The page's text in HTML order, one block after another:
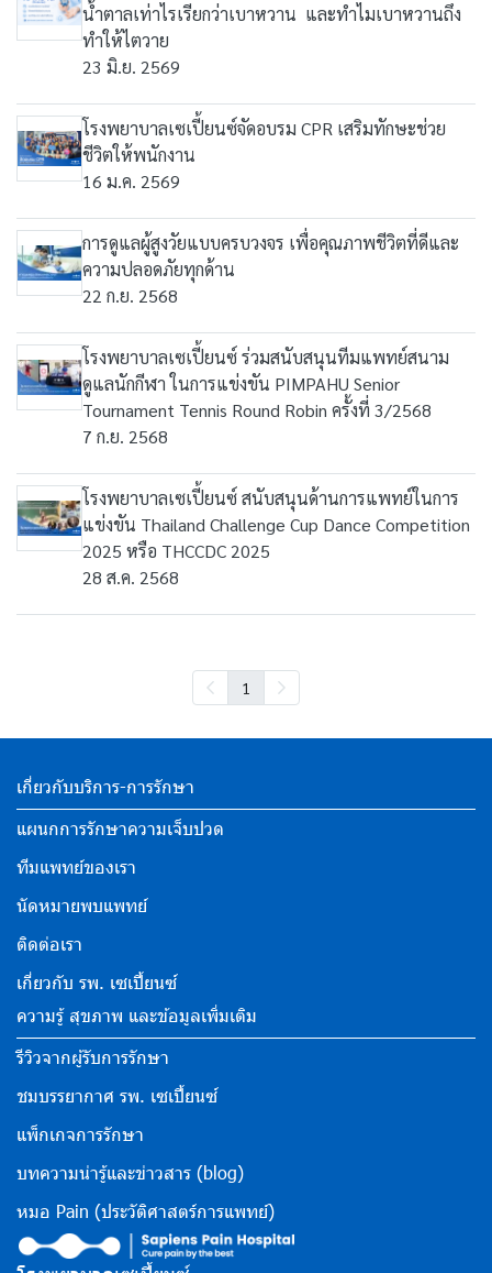
น้ำตาลเท่าไรเรียกว่าเบาหวาน และทำไมเบาหวานถึง
ทำให้ไตวาย
23 มิ.ย. 2569
โรงพยาบาลเซเปี้ยนซ์จัดอบรม CPR เสริมทักษะช่วย
ชีวิตให้พนักงาน
16 ม.ค. 2569
การดูแลผู้สูงวัยแบบครบวงจร เพื่อคุณภาพชีวิตที่ดีและ
ความปลอดภัยทุกด้าน
22 ก.ย. 2568
โรงพยาบาลเซเปี้ยนซ์ ร่วมสนับสนุนทีมแพทย์สนาม
ดูแลนักกีฬา ในการแข่งขัน PIMPAHU Senior
Tournament Tennis Round Robin ครั้งที่ 3/2568
7 ก.ย. 2568
โรงพยาบาลเซเปี้ยนซ์ สนับสนุนด้านการแพทย์ในการ
แข่งขัน Thailand Challenge Cup Dance Competition
2025 หรือ THCCDC 2025
28 ส.ค. 2568
1
เกี่ยวกับบริการ-การรักษา
แผนกการรักษาความเจ็บปวด
ทีมแพทย์ของเรา
นัดหมายพบแพทย์
ติดต่อเรา
เกี่ยวกับ รพ. เซเปี้ยนซ์
ความรู้ สุขภาพ และข้อมูลเพิ่มเติม
รีวิวจากผู้รับการรักษา
ชมบรรยากาศ รพ. เซเปี้ยนซ์
แพ็กเกจการรักษา
บทความน่ารู้และข่าวสาร (blog)
หมอ Pain (ประวัติศาสตร์การแพทย์)